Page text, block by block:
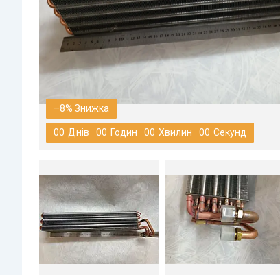
–8%
00 Днів 00 Годин 00 Хвилин 00 Секунд